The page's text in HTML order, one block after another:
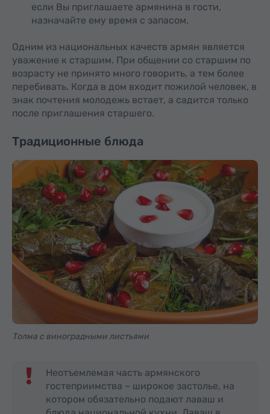
если Вы приглашаете армянина в гости,
назначайте ему время с запасом.
Одним из национальных качеств армян является
уважение к старшим. При общении со старшим по
возрасту не принято много говорить, а тем более
перебивать. Когда в дом входит пожилой человек, в
знак почтения молодежь встает, а садится только
после приглашения старшего.
Традиционные блюда
Толма с виноградными листьями
Неотъемлемая часть армянского
гостеприимства – широкое застолье, на
котором обязательно подают лаваш и